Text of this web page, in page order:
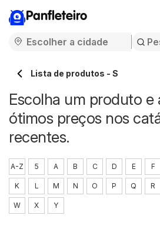
Panfleteiro
Lista de produtos - S
Escolha um produto e
ótimos preços nos
recentes.
A-Z 5 A B C D E F
K L M N O P Q R
W X Y